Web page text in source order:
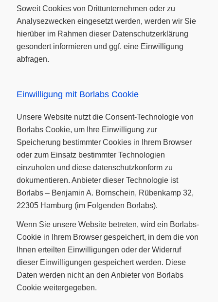
Soweit Cookies von Drittunternehmen oder zu
Analysezwecken eingesetzt werden, werden wir Sie
hierüber im Rahmen dieser Datenschutzerklärung
gesondert informieren und ggf. eine Einwilligung
abfragen.
Einwilligung mit Borlabs Cookie
Unsere Website nutzt die Consent-Technologie von
Borlabs Cookie, um Ihre Einwilligung zur
Speicherung bestimmter Cookies in Ihrem Browser
oder zum Einsatz bestimmter Technologien
einzuholen und diese datenschutzkonform zu
dokumentieren. Anbieter dieser Technologie ist
Borlabs – Benjamin A. Bornschein, Rübenkamp 32,
22305 Hamburg (im Folgenden Borlabs).
Wenn Sie unsere Website betreten, wird ein Borlabs-
Cookie in Ihrem Browser gespeichert, in dem die von
Ihnen erteilten Einwilligungen oder der Widerruf
dieser Einwilligungen gespeichert werden. Diese
Daten werden nicht an den Anbieter von Borlabs
Cookie weitergegeben.